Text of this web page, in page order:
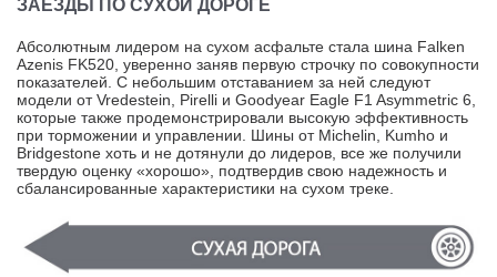
ЗАЕЗДЫ ПО СУХОЙ ДОРОГЕ
Абсолютным лидером на сухом асфальте стала шина Falken
Azenis FK520, уверенно заняв первую строчку по совокупности
показателей. С небольшим отставанием за ней следуют
модели от Vredestein, Pirelli и Goodyear Eagle F1 Asymmetric 6,
которые также продемонстрировали высокую эффективность
при торможении и управлении. Шины от Michelin, Kumho и
Bridgestone хоть и не дотянули до лидеров, все же получили
твердую оценку «хорошо», подтвердив свою надежность и
сбалансированные характеристики на сухом треке.